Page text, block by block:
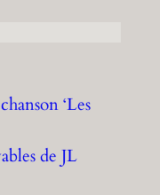
‘Les
de JL